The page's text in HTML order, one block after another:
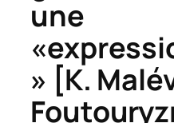
une
» [K.